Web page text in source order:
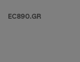
EC890.GR